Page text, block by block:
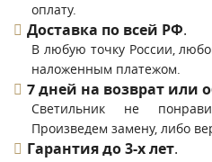
оплату.
Доставка по всей РФ.
В любую точку России,
наложенным платежом.
7 дней на возврат или
Светильник не
Произведем замену, либо
Гарантия до 3-х лет.